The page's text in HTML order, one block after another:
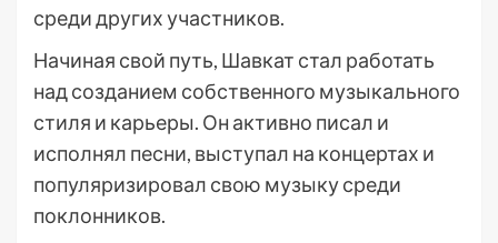
среди других участников.
Начиная свой путь, Шавкат стал работать
над созданием собственного музыкального
стиля и карьеры. Он активно писал и
исполнял песни, выступал на концертах и
популяризировал свою музыку среди
поклонников.